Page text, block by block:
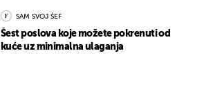
SAM SVOJ ŠEF
Šest poslova koje možete pokrenuti od
kuće uz minimalna ulaganja